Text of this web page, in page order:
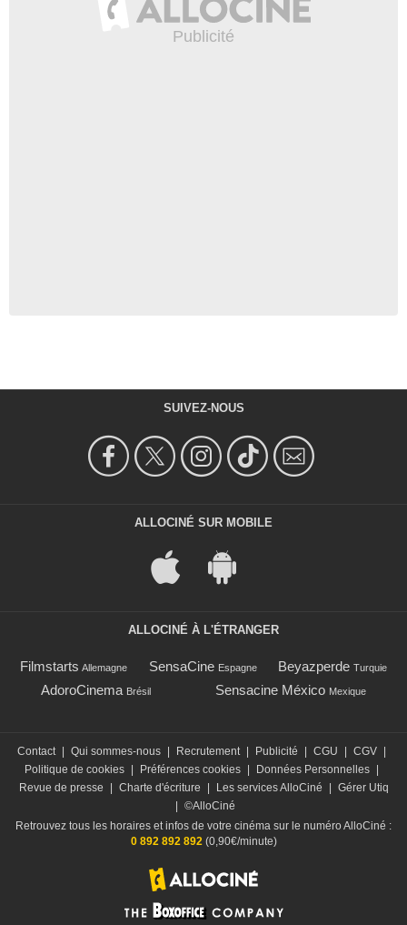
SUIVEZ-NOUS
ALLOCINÉ SUR MOBILE
ALLOCINÉ À L'ÉTRANGER
Filmstarts Allemagne SensaCine Espagne Beyazperde Turquie
AdoroCinema Brésil Sensacine México Mexique
Contact Qui sommes-nous Recrutement Publicité CGU CGV
Politique de cookies
Préférences cookies Données Personnelles
Revue de presse
Charte d'écriture Les services AlloCiné
Gérer Utiq
©AlloCiné
Retrouvez tous les horaires et infos de votre cinéma sur le numéro AlloCiné :
0 892 892 892(0,90€/minute)